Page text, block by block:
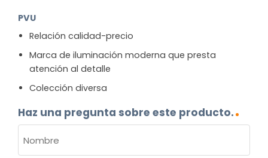
PVU
Relación calidad-precio
Marca de iluminación moderna que presta
atención al detalle
Colección diversa
Haz una pregunta sobre este producto.
(OBLIGATORIO)